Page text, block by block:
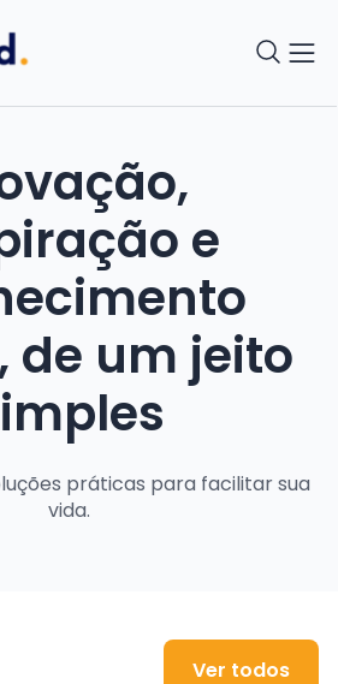
e
de um jeito
práticas para facilitar sua
vida.
Ver todos